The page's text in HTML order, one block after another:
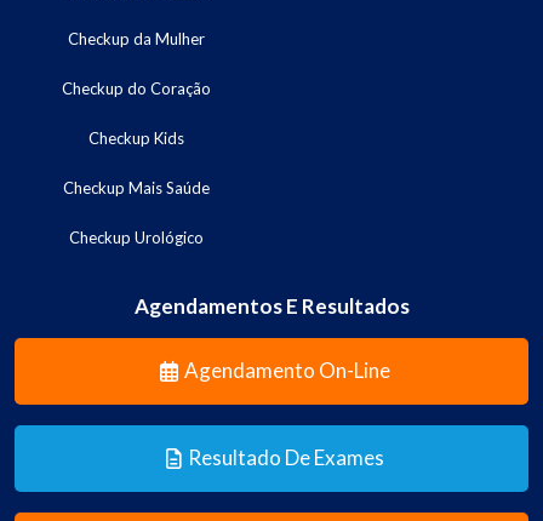
Checkup da Mulher
Checkup do Coração
Checkup Kids
Checkup Mais Saúde
Checkup Urológico
Agendamentos E Resultados
Agendamento On-Line
Resultado De Exames